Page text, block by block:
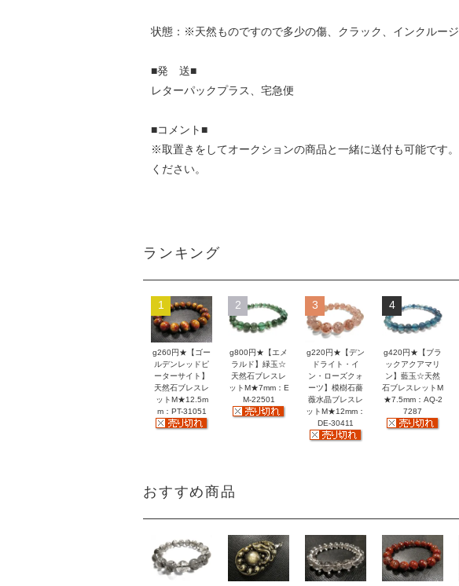
状態：※天然ものですので多少の傷、クラック、インクルー
■発 送■
レターパックプラス、宅急便
■コメント■
※取置きをしてオークションの商品と一緒に送付も可能です
ください。
ランキング
1
g260円★【ゴー
ルデンレッドピ
ーターサイト】
天然石ブレスレ
ットM★12.5m
m：PT-31051
2
g800円★【エメ
ラルド】緑玉☆
天然石ブレスレ
ットM★7mm：E
M-22501
3
g220円★【デン
ドライト・イ
ン・ローズクォ
ーツ】模樹石薔
薇水晶ブレスレ
ットM★12mm：
DE-30411
4
g420円★【ブラ
ックアクアマリ
ン】藍玉☆天然
石ブレスレットM
★7.5mm：AQ-2
7287
おすすめ商品